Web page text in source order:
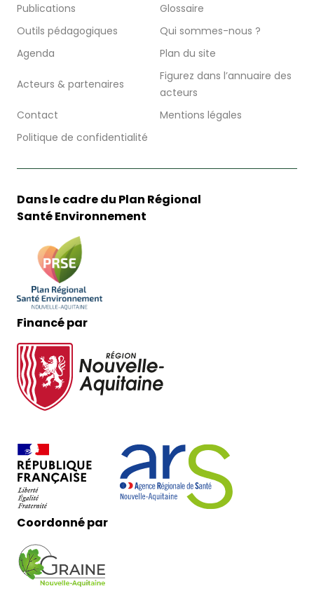
Publications
Glossaire
Outils pédagogiques
Qui sommes-nous ?
Agenda
Plan du site
Acteurs & partenaires
Figurez dans l’annuaire des
acteurs
Contact
Mentions légales
Politique de confidentialité
Dans le cadre du Plan Régional
Santé Environnement
Financé par
Coordonné par